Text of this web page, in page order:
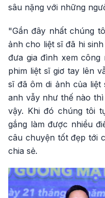
sâu nặng với những
"Gần đây nhất chúng
ảnh cho liệt sĩ đã hi
đưa gia đình xem
phim liệt sĩ giơ tay lên
sĩ đã ôm di ảnh của
anh vẫy như thế nào
vậy. Khi đó chúng tôi
gắng làm được nhiều
câu chuyện tốt đẹp tới
chia sẻ.